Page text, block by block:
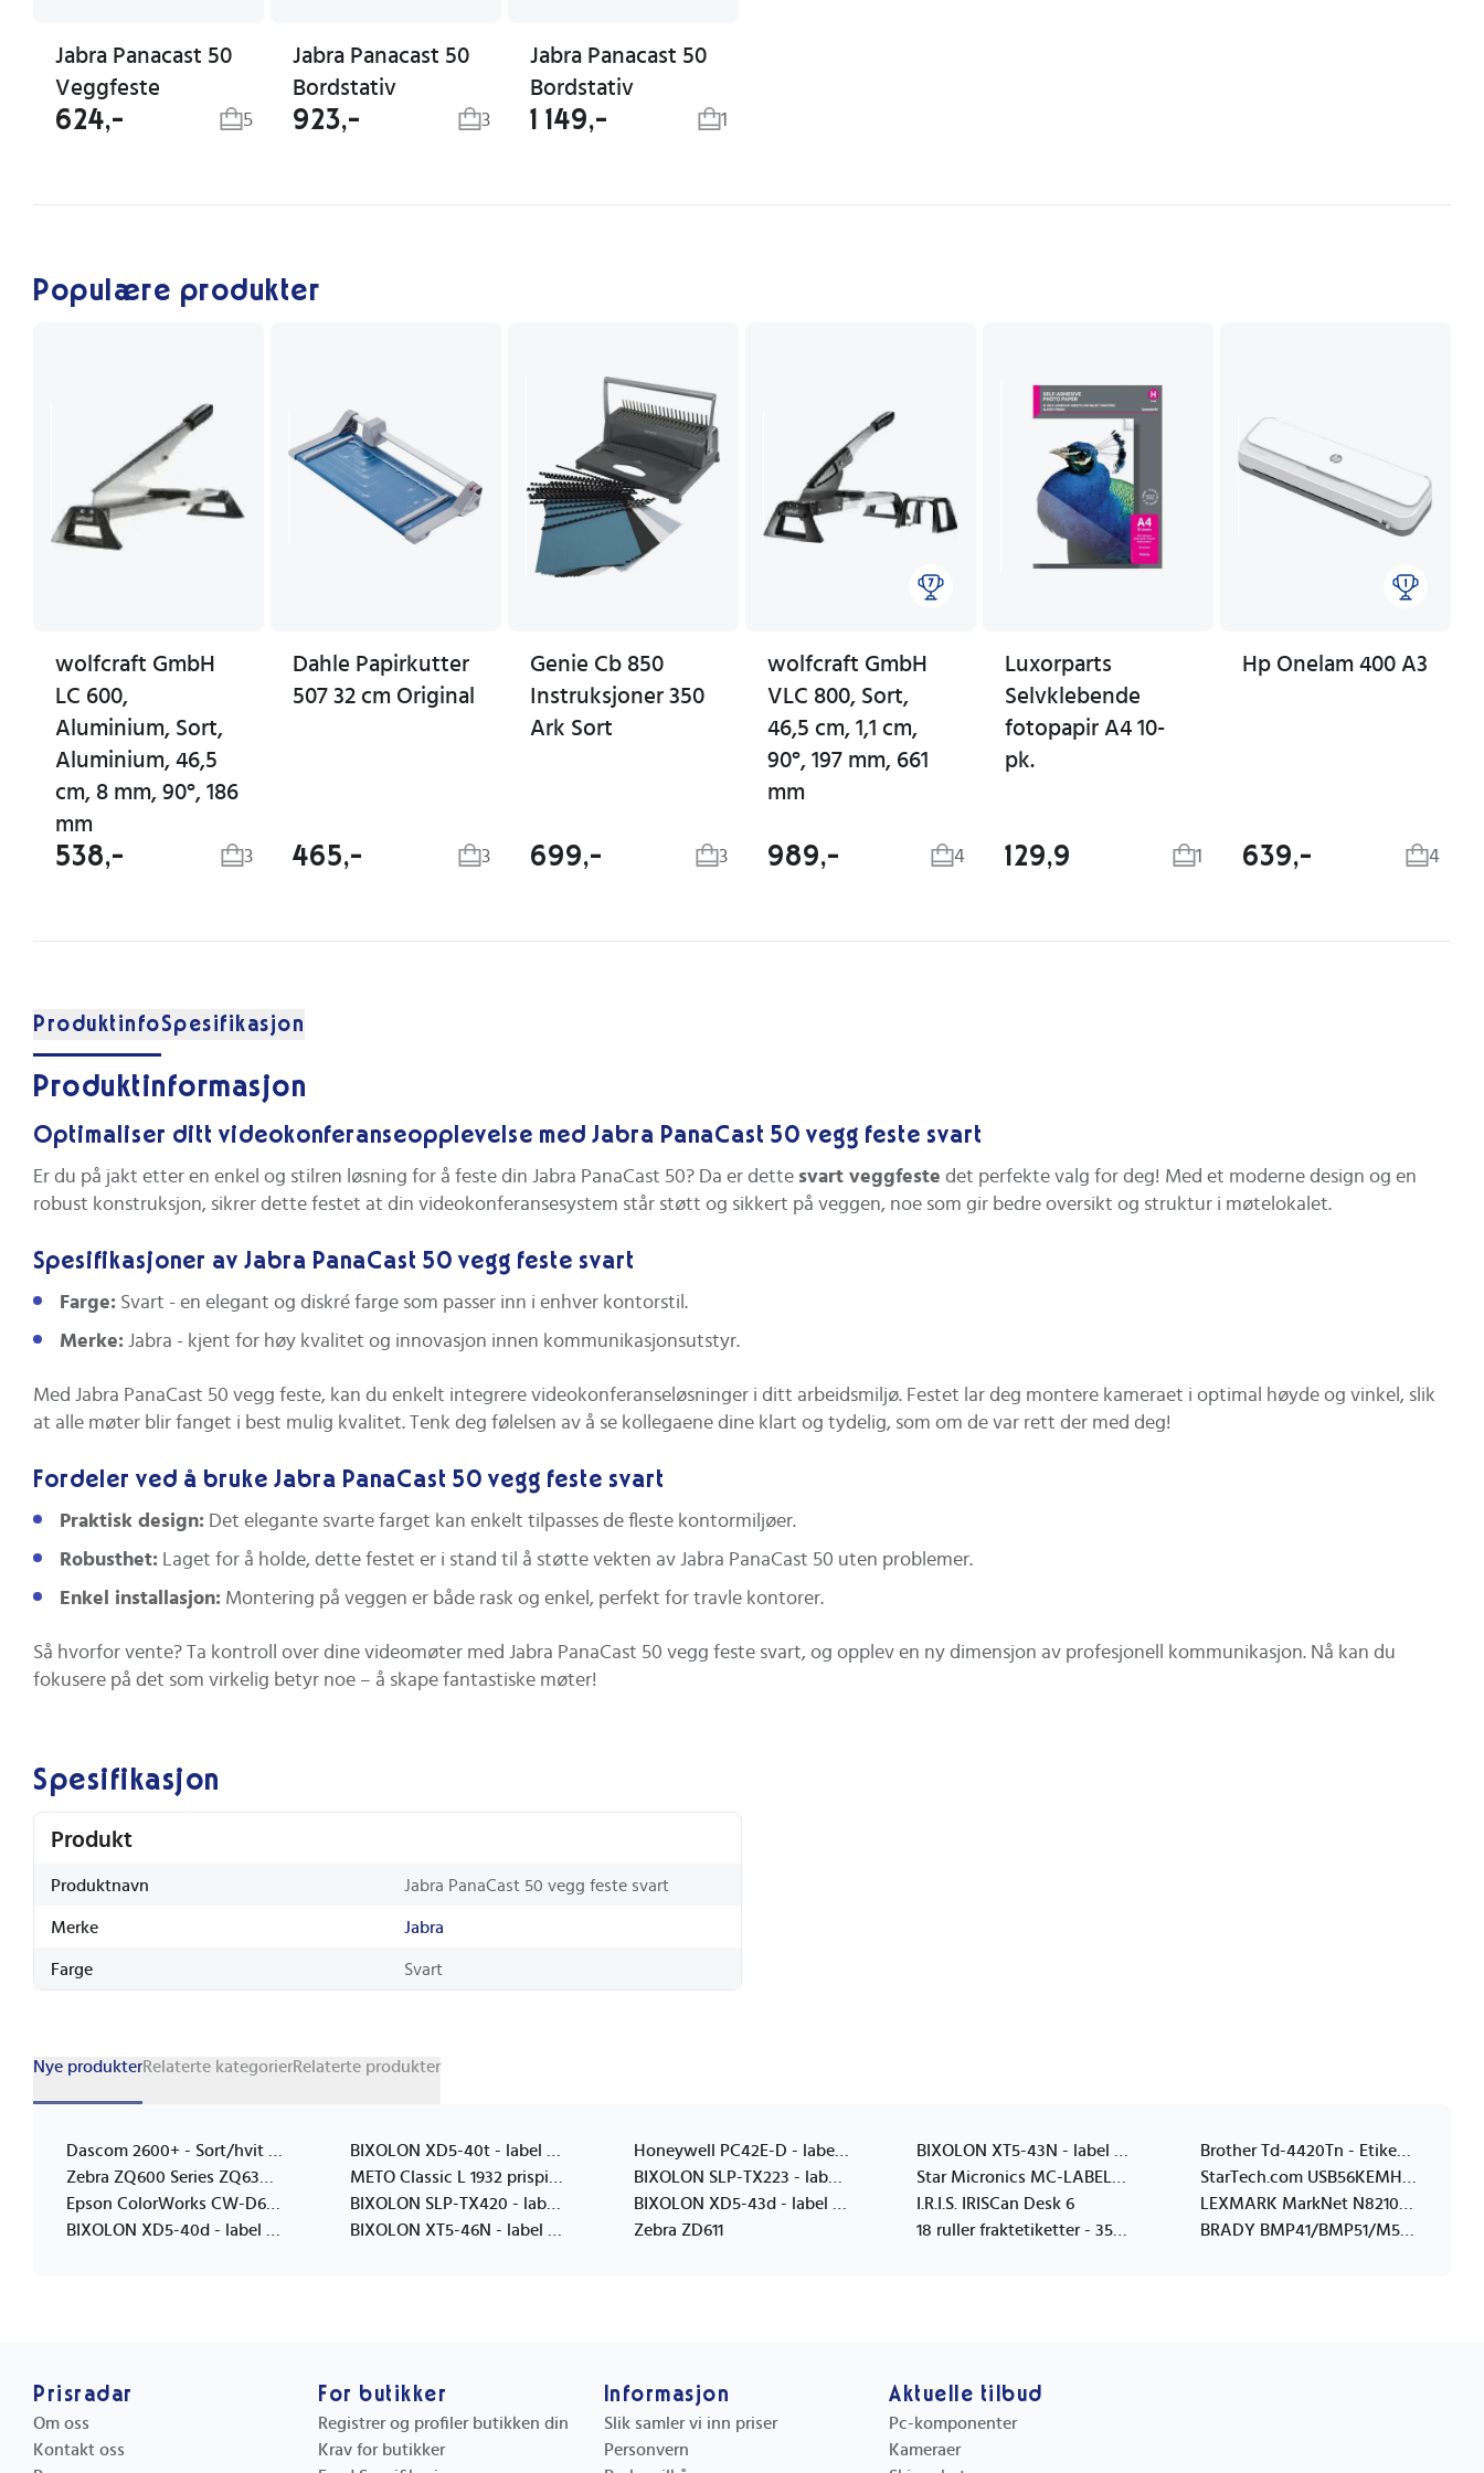
Jabra Panacast 50
Veggfeste
624,- 5
Jabra Panacast 50
Bordstativ
923,- 3
Jabra Panacast 50
Bordstativ
1 149,- 1
Populære produkter
wolfcraft GmbH
LC 600,
Aluminium, Sort,
Aluminium, 46,5
cm, 8 mm, 90°, 186
mm
538,- 3
Dahle Papirkutter
507 32 cm Original
465,- 3
Genie Cb 850
Instruksjoner 350
Ark Sort
699,- 3
wolfcraft GmbH
VLC 800, Sort,
46,5 cm, 1,1 cm,
90°, 197 mm, 661
mm
989,- 4
Luxorparts
Selvklebende
fotopapir A4 10-
pk.
129,9 1
Hp Onelam 400 A3
639,- 4
ProduktinfoSpesifikasjon
Produktinformasjon
Optimaliser ditt videokonferanseopplevelse med Jabra PanaCast 50 vegg feste svart
Er du på jakt etter en enkel og stilren løsning for å feste din Jabra PanaCast 50? Da er dette svart veggfeste det perfekte valg for deg! Med et moderne design og en
robust konstruksjon, sikrer dette festet at din videokonferansesystem står støtt og sikkert på veggen, noe som gir bedre oversikt og struktur i møtelokalet.
Spesifikasjoner av Jabra PanaCast 50 vegg feste svart
Farge: Svart - en elegant og diskré farge som passer inn i enhver kontorstil.
Merke: Jabra - kjent for høy kvalitet og innovasjon innen kommunikasjonsutstyr.
Med Jabra PanaCast 50 vegg feste, kan du enkelt integrere videokonferanseløsninger i ditt arbeidsmiljø. Festet lar deg montere kameraet i optimal høyde og vinkel, slik
at alle møter blir fanget i best mulig kvalitet. Tenk deg følelsen av å se kollegaene dine klart og tydelig, som om de var rett der med deg!
Fordeler ved å bruke Jabra PanaCast 50 vegg feste svart
Praktisk design: Det elegante svarte farget kan enkelt tilpasses de fleste kontormiljøer.
Robusthet: Laget for å holde, dette festet er i stand til å støtte vekten av Jabra PanaCast 50 uten problemer.
Enkel installasjon: Montering på veggen er både rask og enkel, perfekt for travle kontorer.
Så hvorfor vente? Ta kontroll over dine videomøter med Jabra PanaCast 50 vegg feste svart, og opplev en ny dimensjon av profesjonell kommunikasjon. Nå kan du
fokusere på det som virkelig betyr noe – å skape fantastiske møter!
Spesifikasjon
Produkt
Produktnavn Jabra PanaCast 50 vegg feste svart
Merke Jabra
Farge Svart
Nye produkterRelaterte kategorierRelaterte produkter
BIXOLON SLP-TX420 - label printer - B/W - direct thermal / thermal transfer
Honeywell PC42E-D - label printer - B/W - direct thermal
BIXOLON SLP-TX223 - label printer - B/W - direct thermal / thermal transfer
Zebra ZD611
I.R.I.S. IRISCan Desk 6
Prisradar
Om oss
Kontakt oss
For butikker
Registrer og profiler butikken din
Krav for butikker
Informasjon
Slik samler vi inn priser
Personvern
Aktuelle tilbud
Pc-komponenter
Kameraer